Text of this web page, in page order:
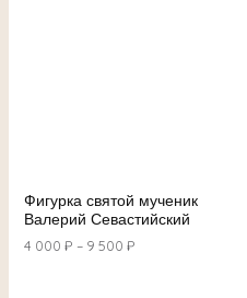
Фигурка святой мученик
Валерий Севастийский
4 000 ₽ – 9 500 ₽